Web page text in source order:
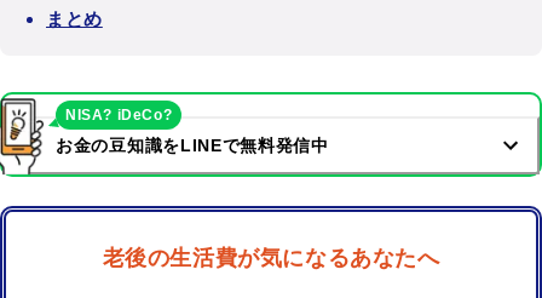
まとめ
お金の豆知識をLINEで無料発信中
NISA? iDeCo?
老後の生活費が気になるあなたへ